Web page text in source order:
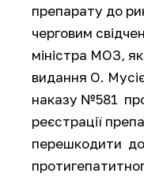
препарату до
черговим
міністра МОЗ,
видання О.
наказу №581
реєстрації
перешкодити